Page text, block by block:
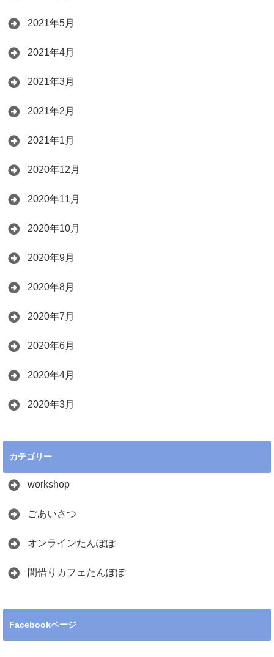
2021年5月
2021年4月
2021年3月
2021年2月
2021年1月
2020年12月
2020年11月
2020年10月
2020年9月
2020年8月
2020年7月
2020年6月
2020年4月
2020年3月
カテゴリー
workshop
ごあいさつ
オンラインたんぽぽ
間借りカフェたんぽぽ
Facebookページ